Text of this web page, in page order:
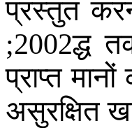
प्रस्तुत
;2002द्ध
प्राप्त मानों
असुरक्षित